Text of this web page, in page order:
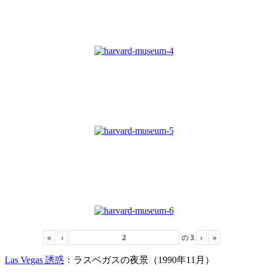
« ‹ の3 › »
Las Vegas 誘惑 ：ラスベガスの夜景（1990年11月）